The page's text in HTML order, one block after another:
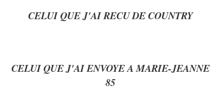
CELUI QUE J'AI RECU DE COUNTRY
CELUI QUE J'AI ENVOYE A MARIE-JEANNE
85